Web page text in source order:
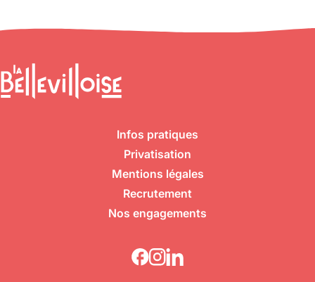
Infos pratiques
Privatisation
Mentions légales
Recrutement
Nos engagements